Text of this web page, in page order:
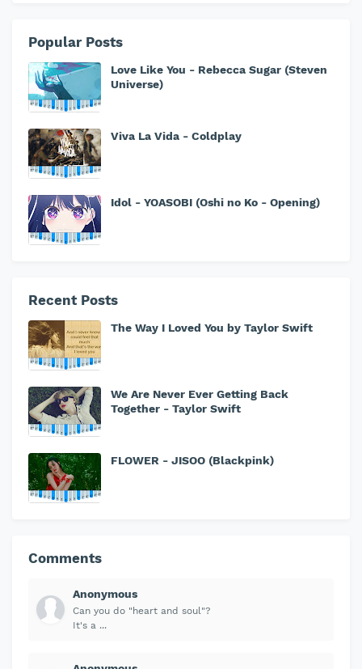
Popular Posts
Love Like You - Rebecca Sugar (Steven
Universe)
Viva La Vida - Coldplay
Idol - YOASOBI (Oshi no Ko - Opening)
Recent Posts
The Way I Loved You by Taylor Swift
We Are Never Ever Getting Back
Together - Taylor Swift
FLOWER - JISOO (Blackpink)
Comments
Anonymous
Can you do "heart and soul"?
It's a ...